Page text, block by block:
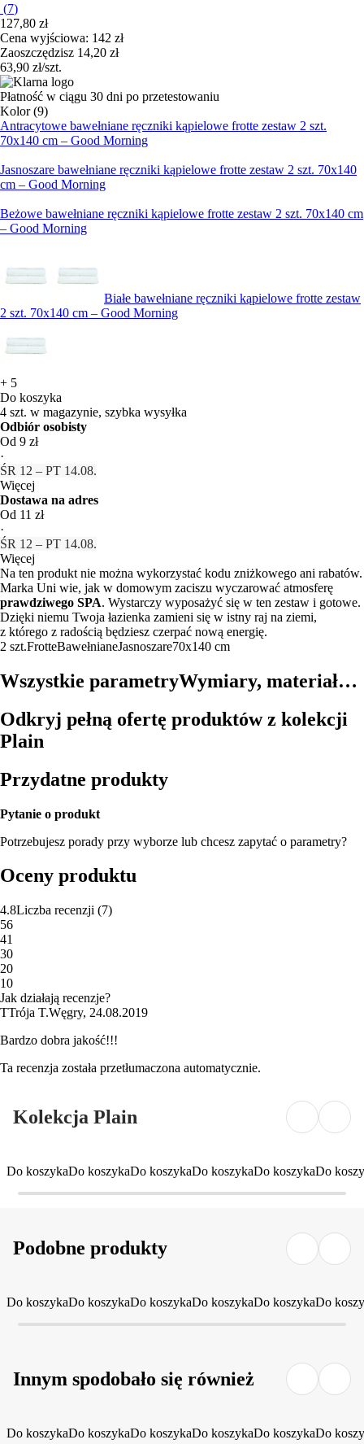
(7)
127,80 zł
Cena wyjściowa: 142 zł
Zaoszczędzisz 14,20 zł
63,90 zł/szt.
Płatność w ciągu 30 dni po przetestowaniu
Kolor (9)
Antracytowe bawełniane ręczniki kąpielowe frotte zestaw 2 szt.
70x140 cm – Good Morning
Jasnoszare bawełniane ręczniki kąpielowe frotte zestaw 2 szt. 70x140
cm – Good Morning
Beżowe bawełniane ręczniki kąpielowe frotte zestaw 2 szt. 70x140 cm
– Good Morning
Białe bawełniane ręczniki kąpielowe frotte zestaw
2 szt. 70x140 cm – Good Morning
+ 5
Do koszyka
4 szt. w magazynie, szybka wysyłka
Odbiór osobisty
Od 9 zł
·
ŚR 12 – PT 14.08.
Więcej
Dostawa na adres
Od 11 zł
·
ŚR 12 – PT 14.08.
Więcej
Na ten produkt nie można wykorzystać kodu zniżkowego ani rabatów.
Marka Uni wie, jak w domowym zaciszu wyczarować atmosferę
prawdziwego SPA. Wystarczy wyposażyć się w ten zestaw i gotowe.
Dzięki niemu Twoja łazienka zamieni się w istny raj na ziemi,
z którego z radością będziesz czerpać nową energię.
2 szt.FrotteBawełnianeJasnoszare70x140 cm
Wszystkie parametryWymiary, materiał…
Odkryj pełną ofertę produktów z kolekcji
Plain
Przydatne produkty
Pytanie o produkt
Potrzebujesz porady przy wyborze lub chcesz zapytać o parametry?
Oceny produktu
4.8Liczba recenzji (7)
56
41
30
20
10
Jak działają recenzje?
TTrója T.Węgry, 24.08.2019
Bardzo dobra jakość!!!
Ta recenzja została przetłumaczona automatycznie.
Kolekcja Plain
Do koszykaDo koszykaDo koszykaDo koszykaDo koszykaDo
Podobne produkty
Do koszykaDo koszykaDo koszykaDo koszykaDo koszykaDo
Innym spodobało się również
Do koszykaDo koszykaDo koszykaDo koszykaDo koszykaDo